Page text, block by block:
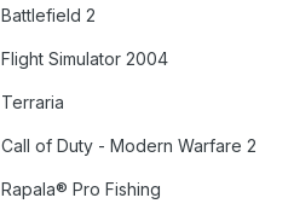
Battlefield 2
Flight Simulator 2004
Terraria
Call of Duty - Modern Warfare 2
Rapala® Pro Fishing